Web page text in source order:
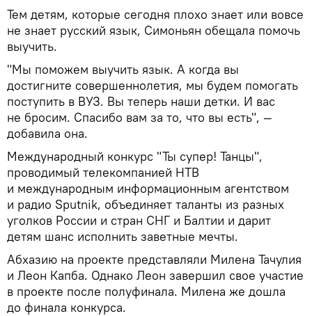
Тем детям, которые сегодня плохо знает или вовсе
не знает русский язык, Симоньян обещала помочь
выучить.
"Мы поможем выучить язык. А когда вы
достигните совершеннолетия, мы будем помогать
поступить в ВУЗ. Вы теперь наши детки. И вас
не бросим. Спасибо вам за то, что вы есть", —
добавила она.
Международный конкурс "Ты супер! Танцы",
проводимый телекомпанией НТВ
и международным информационным агентством
и радио Sputnik, объединяет таланты из разных
уголков России и стран СНГ и Балтии и дарит
детям шанс исполнить заветные мечты.
Абхазию на проекте представляли Милена Тачулия
и Леон Капба. Однако Леон завершил свое участие
в проекте после полуфинала. Милена же дошла
до финала конкурса.